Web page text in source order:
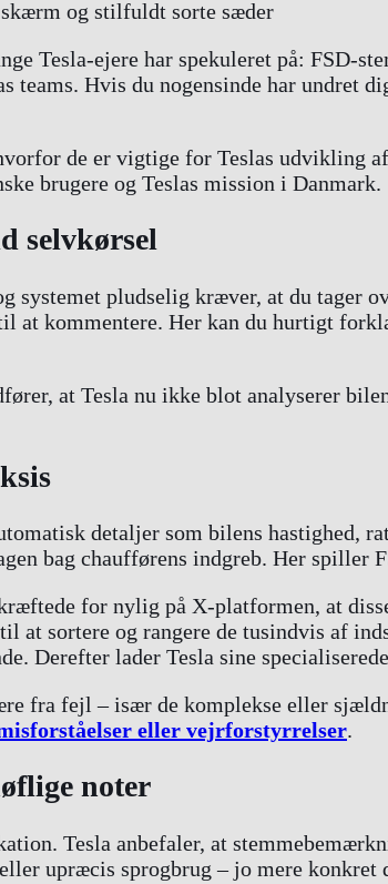
Tesla-ejere har spekuleret på: FSD-
Hvis du nogensinde har undret
de er vigtige for Teslas udvikling
brugere og Teslas mission i Danmark.
selvkørsel
systemet pludselig kræver, at du tager
at kommentere. Her kan du hurtigt
at Tesla nu ikke blot analyserer
detaljer som bilens hastighed,
bag chaufførens indgreb. Her spiller
for nylig på X-platformen, at
at sortere og rangere de tusindvis af
Derefter lader Tesla sine
fra fejl – især de komplekse eller
eller vejrforstyrrelser.
noter
Tesla anbefaler, at
upræcis sprogbrug – jo mere